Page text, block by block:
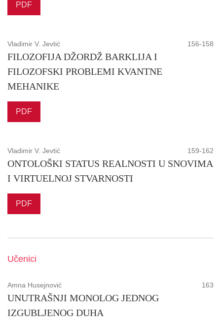
PDF
Vladimir V. Jevtić 156-158
FILOZOFIJA DŽORDŽ BARKLIJA I
FILOZOFSKI PROBLEMI KVANTNE
MEHANIKE
PDF
Vladimir V. Jevtić 159-162
ONTOLOŠKI STATUS REALNOSTI U SNOVIMA
I VIRTUELNOJ STVARNOSTI
PDF
Učenici
Amna Husejnović 163
UNUTRAŠNJI MONOLOG JEDNOG
IZGUBLJENOG DUHA